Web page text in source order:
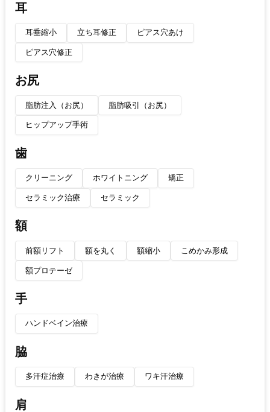
耳
耳垂縮小 立ち耳修正 ピアス穴あけ
ピアス穴修正
お尻
脂肪注入（お尻） 脂肪吸引（お尻）
ヒップアップ手術
歯
クリーニング ホワイトニング 矯正
セラミック治療 セラミック
額
前額リフト 額を丸く 額縮小 こめかみ形成
額プロテーゼ
手
ハンドベイン治療
脇
多汗症治療 わきが治療 ワキ汗治療
肩